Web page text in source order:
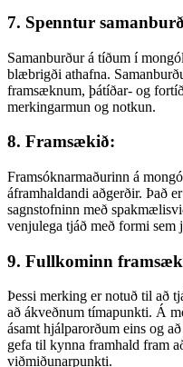
7. Spenntur
Samanburður á tíðum í
blæbrigði athafna.
framsæknum, þátíðar- og
merkingarmun og notkun.
8. Framsækið:
Framsóknarmaðurinn á
áframhaldandi aðgerðir. Það
sagnstofninn með
venjulega tjáð með formi
9. Fullkominn
Þessi merking er notuð til að
að ákveðnum tímapunkti. Á
ásamt hjálparorðum eins og
gefa til kynna framhald fram
viðmiðunarpunkti.